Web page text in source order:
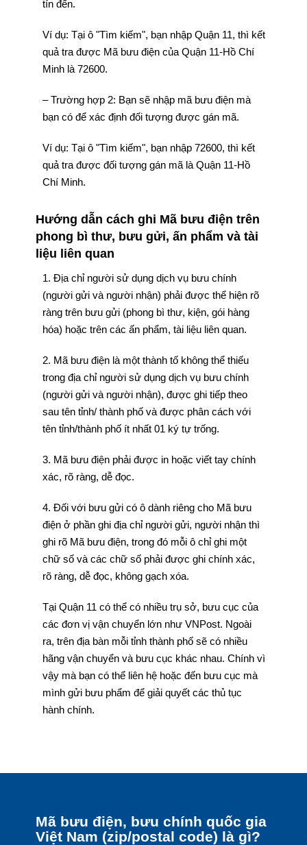
tín đến.
Ví dụ: Tại ô "Tìm kiếm", bạn nhập Quận 11, thì kết
quả tra được Mã bưu điện của Quận 11-Hồ Chí
Minh là 72600.
– Trường hợp 2: Bạn sẽ nhập mã bưu điện mà
bạn có để xác định đối tượng được gán mã.
Ví dụ: Tại ô "Tìm kiếm", bạn nhập 72600, thì kết
quả tra được đối tượng gán mã là Quận 11-Hồ
Chí Minh.
Hướng dẫn cách ghi Mã bưu điện trên
phong bì thư, bưu gửi, ấn phẩm và tài
liệu liên quan
1. Địa chỉ người sử dụng dịch vụ bưu chính
(người gửi và người nhận) phải được thể hiện rõ
ràng trên bưu gửi (phong bì thư, kiện, gói hàng
hóa) hoặc trên các ấn phẩm, tài liệu liên quan.
2. Mã bưu điện là một thành tố không thể thiếu
trong địa chỉ người sử dụng dịch vụ bưu chính
(người gửi và người nhận), được ghi tiếp theo
sau tên tỉnh/ thành phố và được phân cách với
tên tỉnh/thành phố ít nhất 01 ký tự trống.
3. Mã bưu điện phải được in hoặc viết tay chính
xác, rõ ràng, dễ đọc.
4. Đối với bưu gửi có ô dành riêng cho Mã bưu
điện ở phần ghi địa chỉ người gửi, người nhận thì
ghi rõ Mã bưu điện, trong đó mỗi ô chỉ ghi một
chữ số và các chữ số phải được ghi chính xác,
rõ ràng, dễ đọc, không gạch xóa.
Tại Quận 11 có thể có nhiều trụ sở, bưu cục của
các đơn vị vận chuyển lớn như VNPost. Ngoài
ra, trên địa bàn mỗi tỉnh thành phố sẽ có nhiều
hãng vận chuyển và bưu cục khác nhau. Chính vì
vậy mà bạn có thể liên hệ hoặc đến bưu cục mà
mình gửi bưu phẩm để giải quyết các thủ tục
hành chính.
Mã bưu điện, bưu chính quốc gia
Việt Nam (zip/postal code) là gì?